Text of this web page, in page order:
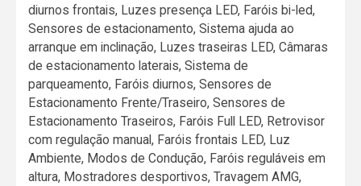
diurnos frontais, Luzes presença LED, Faróis bi-led,
Sensores de estacionamento, Sistema ajuda ao
arranque em inclinação, Luzes traseiras LED, Câmaras
de estacionamento laterais, Sistema de
parqueamento, Faróis diurnos, Sensores de
Estacionamento Frente/Traseiro, Sensores de
Estacionamento Traseiros, Faróis Full LED, Retrovisor
com regulação manual, Faróis frontais LED, Luz
Ambiente, Modos de Condução, Faróis reguláveis em
altura, Mostradores desportivos, Travagem AMG,